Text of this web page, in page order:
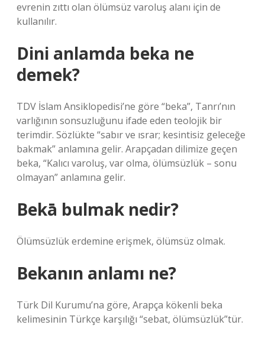
evrenin zıttı olan ölümsüz varoluş alanı için de
kullanılır.
Dini anlamda beka ne
demek?
TDV İslam Ansiklopedisi’ne göre “beka”, Tanrı’nın
varlığının sonsuzluğunu ifade eden teolojik bir
terimdir. Sözlükte “sabır ve ısrar; kesintisiz geleceğe
bakmak” anlamına gelir. Arapçadan dilimize geçen
beka, “Kalıcı varoluş, var olma, ölümsüzlük – sonu
olmayan” anlamına gelir.
Bekā bulmak nedir?
Ölümsüzlük erdemine erişmek, ölümsüz olmak.
Bekanın anlamı ne?
Türk Dil Kurumu’na göre, Arapça kökenli beka
kelimesinin Türkçe karşılığı “sebat, ölümsüzlük”tür.